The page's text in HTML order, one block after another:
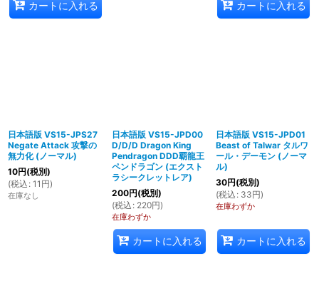
カートに入れる カートに入れる
日本語版 VS15-JPS27
Negate Attack 攻撃の
無力化 (ノーマル)
10円(税別)
(税込 : 11 円)
在庫なし
日本語版 VS15-JPD00
D/D/D Dragon King
Pendragon DDD覇龍王
ペンドラゴン (エクスト
ラシークレットレア)
200円(税別)
(税込 : 220円)
在庫わずか
カートに入れる
日本語版 VS15-JPD01
Beast of Talwar タルワ
ール・デーモン (ノーマ
ル)
30円(税別)
(税込 : 33円)
在庫わずか
カートに入れる